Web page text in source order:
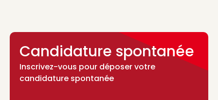
Candidature spontanée
Inscrivez-vous pour déposer votre
candidature spontanée